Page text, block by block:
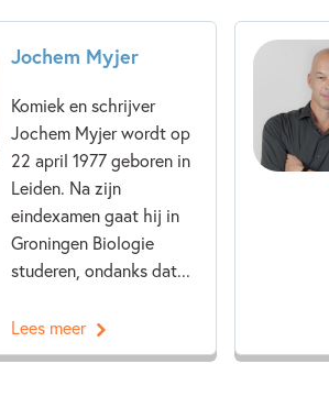
Jochem Myjer
Komiek en schrijver
Jochem Myjer wordt op
22 april 1977 geboren in
Leiden. Na zijn
eindexamen gaat hij in
Groningen Biologie
studeren, ondanks dat...
Lees meer